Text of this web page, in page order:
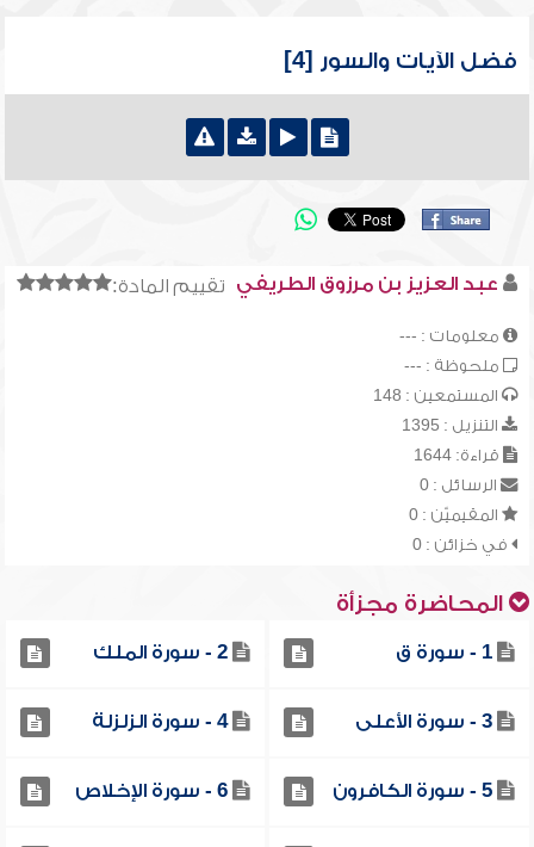
فضل الآيات والسور [4]
تقييم المادة: عبد العزيز بن مرزوق الطريفي
معلومات : ---
ملحوظة : ---
المستمعين : 148
التنزيل : 1395
قراءة: 1644
الرسائل : 0
المقيميّن : 0
في خزائن : 0
المحاضرة مجزأة
1 - سورة ق 2 - سورة الملك
3 - سورة الأعلى 4 - سورة الزلزلة
5 - سورة الكافرون 6 - سورة الإخلاص